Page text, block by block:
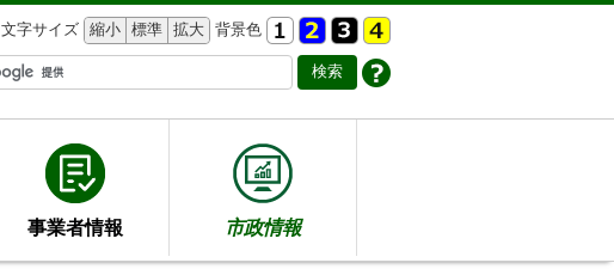
文字サイズ 縮小 標準 拡大 背景色
事業者情報 市政情報